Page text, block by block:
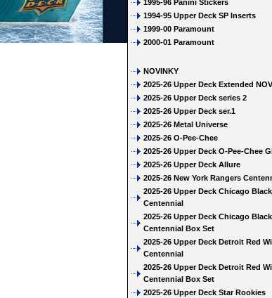
1995-96 Panini Stickers
1994-95 Upper Deck SP Inserts
1999-00 Paramount
2000-01 Paramount
NOVINKY
2025-26 Upper Deck Extended
2025-26 Upper Deck series 2
2025-26 Upper Deck ser.1
2025-26 Metal Universe
2025-26 O-Pee-Chee
2025-26 Upper Deck O-Pee-Chee
2025-26 Upper Deck Allure
2025-26 New York Rangers
2025-26 Upper Deck Chicago
Centennial
2025-26 Upper Deck Chicago
Centennial Box Set
2025-26 Upper Deck Detroit Red
Centennial
2025-26 Upper Deck Detroit Red
Centennial Box Set
2025-26 Upper Deck Star Rookies